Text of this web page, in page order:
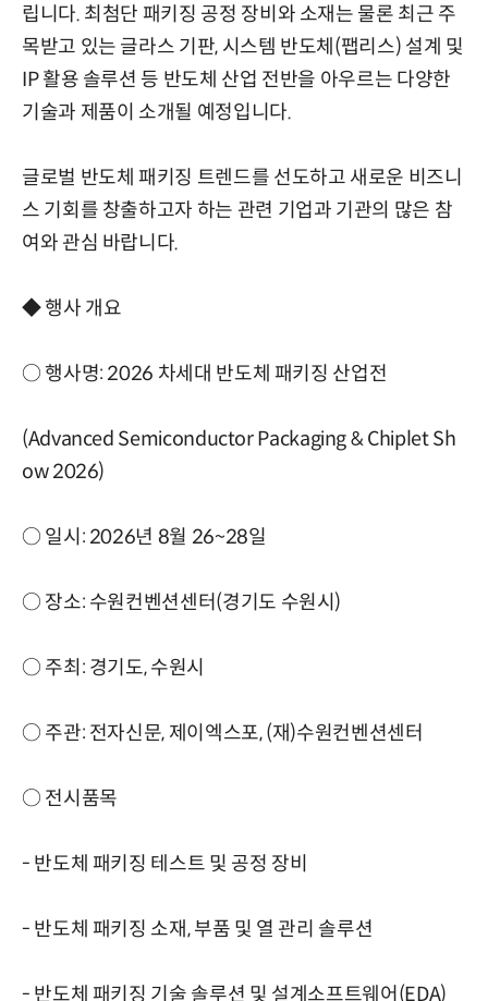
립니다. 최첨단 패키징 공정 장비와 소재는 물론 최근 주
목받고 있는 글라스 기판, 시스템 반도체(팹리스) 설계 및
IP 활용 솔루션 등 반도체 산업 전반을 아우르는 다양한
기술과 제품이 소개될 예정입니다.
글로벌 반도체 패키징 트렌드를 선도하고 새로운 비즈니
스 기회를 창출하고자 하는 관련 기업과 기관의 많은 참
여와 관심 바랍니다.
◆ 행사 개요
○ 행사명: 2026 차세대 반도체 패키징 산업전
(Advanced Semiconductor Packaging & Chiplet Sh
ow 2026)
○ 일시: 2026년 8월 26~28일
○ 장소: 수원컨벤션센터(경기도 수원시)
○ 주최: 경기도, 수원시
○ 주관: 전자신문, 제이엑스포, (재)수원컨벤션센터
○ 전시품목
- 반도체 패키징 테스트 및 공정 장비
- 반도체 패키징 소재, 부품 및 열 관리 솔루션
- 반도체 패키징 기술 솔루션 및 설계소프트웨어(EDA)